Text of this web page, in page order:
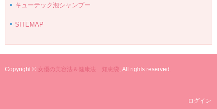
キューテック泡シャンプー
SITEMAP
Copyright © 女優の美容法＆健康法 知恵袋, All rights reserved.
ログイン